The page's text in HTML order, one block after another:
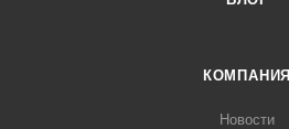
КОМПАНИЯ
Новости